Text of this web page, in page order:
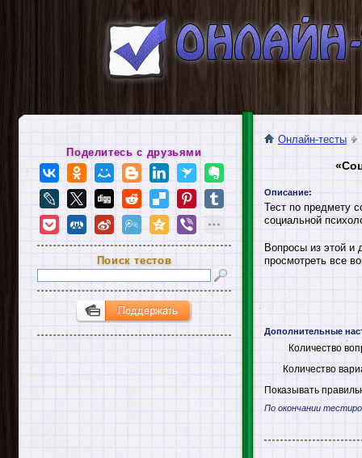
Онлайн-тесты
Описание:
Тест по предмету
социальной
Вопросы из этой и
просмотреть все
Дополнительные
Количество
Количество
Показывать
По окончании
Поделитесь с друзьями
Поиск тестов